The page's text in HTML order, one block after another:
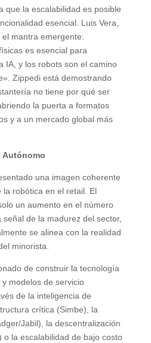
que la escalabilidad es posible
esencial. Luis Vera,
mantra emergente:
es esencial para
IA, y los robots son el camino
Zippedi está demostrando
no tiene por qué ser
la puerta a formatos
y a un mercado global más
Autónomo
una imagen coherente
robótica en el retail. El
un aumento en el número
de la madurez del sector,
se alinea con la realidad
minorista.
de construir la tecnología
modelos de servicio
de la inteligencia de
crítica (Simbe), la
Jabil), la descentralización
o la escalabilidad de bajo costo